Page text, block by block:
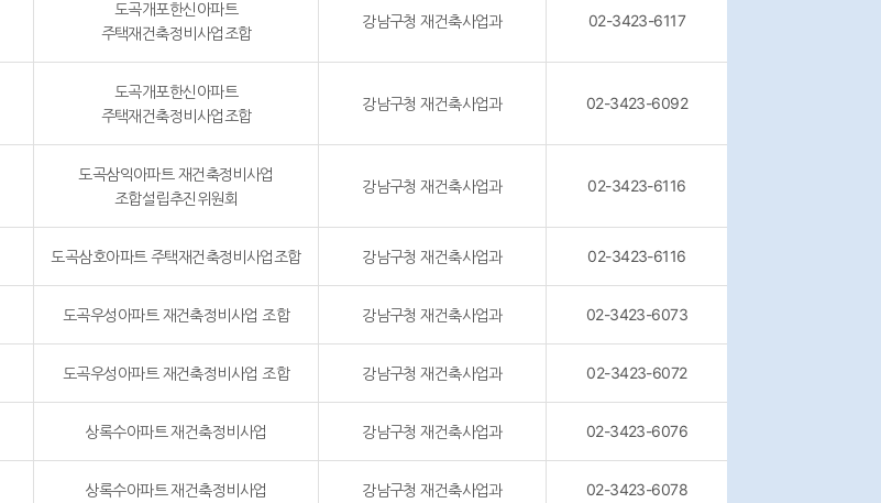
도곡개포한신아파트
주택재건축정비사업조합
강남구청 재건축사업과 02-3423-6117
도곡개포한신아파트
주택재건축정비사업조합
강남구청 재건축사업과 02-3423-6092
도곡삼익아파트 재건축정비사업
조합설립추진위원회
강남구청 재건축사업과 02-3423-6116
도곡삼호아파트 주택재건축정비사업조합 강남구청 재건축사업과 02-3423-6116
도곡우성아파트 재건축정비사업 조합 강남구청 재건축사업과 02-3423-6073
도곡우성아파트 재건축정비사업 조합 강남구청 재건축사업과 02-3423-6072
상록수아파트 재건축정비사업 강남구청 재건축사업과 02-3423-6076
상록수아파트 재건축정비사업 강남구청 재건축사업과 02-3423-6078